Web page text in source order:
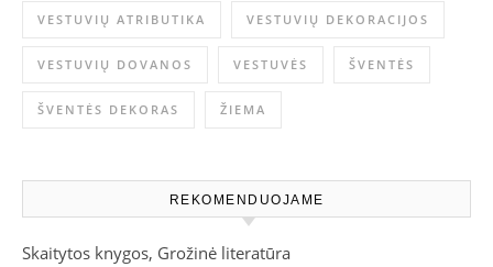
VESTUVIŲ ATRIBUTIKA VESTUVIŲ DEKORACIJOS
VESTUVIŲ DOVANOS VESTUVĖS ŠVENTĖS
ŠVENTĖS DEKORAS ŽIEMA
REKOMENDUOJAME
Skaitytos knygos, Grožinė literatūra